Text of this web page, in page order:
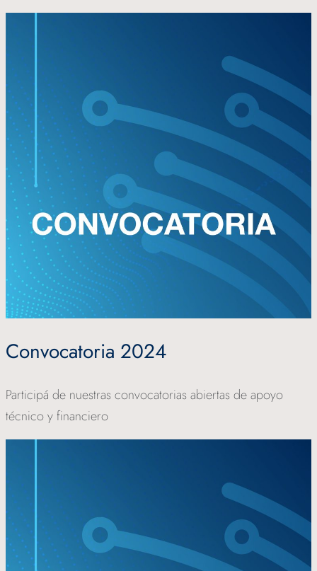
Convocatoria 2024
Participá de nuestras convocatorias abiertas de apoyo
técnico y financiero